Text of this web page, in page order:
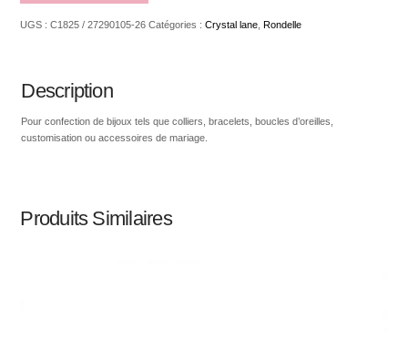
x
Blue
UGS :C1825 / 27290105-26 Catégories :Crystal lane ,Rondelle
Description
Pour confection de bijoux tels que colliers, bracelets, boucles d’oreilles,
customisation ou accessoires de mariage.
Produits Similaires